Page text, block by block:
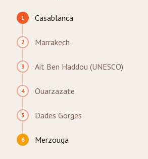
1 Casablanca
2 Marrakech
3 Ait Ben Haddou (UNESCO)
4 Ouarzazate
5 Dades Gorges
6 Merzouga